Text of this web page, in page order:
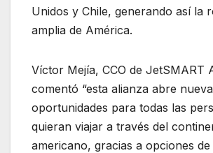
Unidos y Chile, generando así la
amplia de América.
Víctor Mejía, CCO de JetSMART
comentó “esta alianza abre
oportunidades para todas las
quieran viajar a través del
americano, gracias a opciones